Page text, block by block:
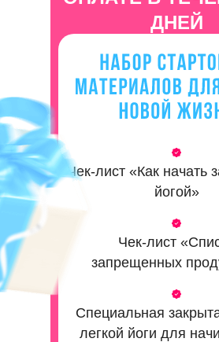
ДНЕЙ
Чек-лист «Как начать
йогой»
Чек-лист
запрещенных
Специальная
легкой йоги для